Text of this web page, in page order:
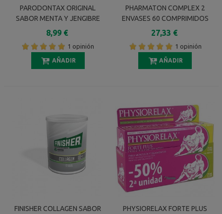
PARODONTAX ORIGINAL
SABOR MENTA Y JENGIBRE
2+1 GRATIS 75 ML
8,99 €
1 opinión
AÑADIR
PHARMATON COMPLEX 2
ENVASES 60 COMPRIMIDOS
PACK PROMOCIONAL
27,33 €
1 opinión
AÑADIR
FINISHER COLLAGEN SABOR
PHYSIORELAX FORTE PLUS